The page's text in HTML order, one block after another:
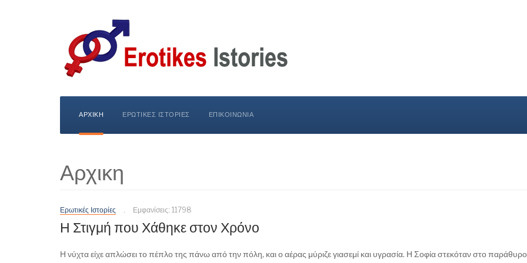
ΑΡΧΙΚΗ ΕΡΩΤΙΚΕΣ ΙΣΤΟΡΙΕΣ ΕΠΙΚΟΙΝΩΝΙΑ
Αρχικη
Ερωτικές Ιστορίες Εμφανίσεις: 11798
Η Στιγμή που Χάθηκε στον Χρόνο
Η νύχτα είχε απλώσει το πέπλο της πάνω από την πόλη, και ο αέρας μύριζε γιασεμί και υγρασία. Η Σοφία στεκόταν στο